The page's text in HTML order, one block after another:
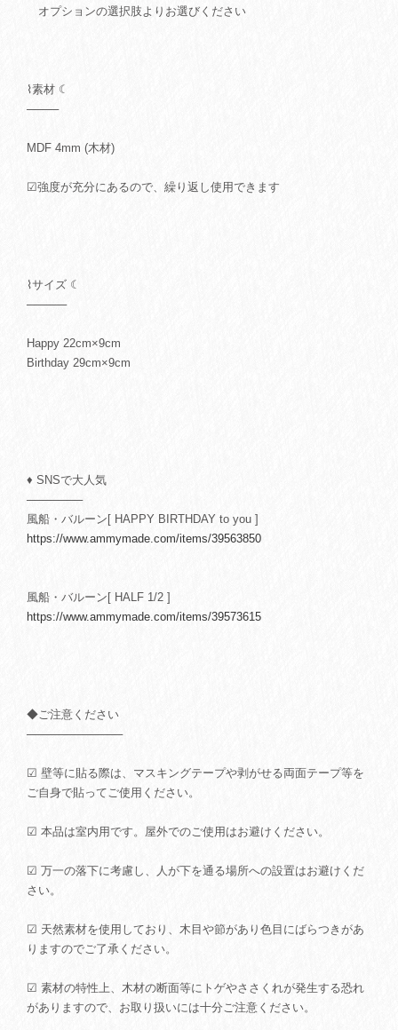
オプションの選択肢よりお選びください
⌇素材 ☾
────
MDF 4mm (木材)
☑強度が充分にあるので、繰り返し使用できます
⌇サイズ ☾
─────
Happy 22cm×9cm
Birthday 29cm×9cm
♦ SNSで大人気
───────
風船・バルーン[ HAPPY BIRTHDAY to you ]
https://www.ammymade.com/items/39563850
風船・バルーン[ HALF 1/2 ]
https://www.ammymade.com/items/39573615
◆ご注意ください
────────────
☑ 壁等に貼る際は、マスキングテープや剥がせる両面テープ等を
ご自身で貼ってご使用ください。
☑ 本品は室内用です。屋外でのご使用はお避けください。
☑ 万一の落下に考慮し、人が下を通る場所への設置はお避けくだ
さい。
☑ 天然素材を使用しており、木目や節があり色目にばらつきがあ
りますのでご了承ください。
☑ 素材の特性上、木材の断面等にトゲやささくれが発生する恐れ
がありますので、お取り扱いには十分ご注意ください。